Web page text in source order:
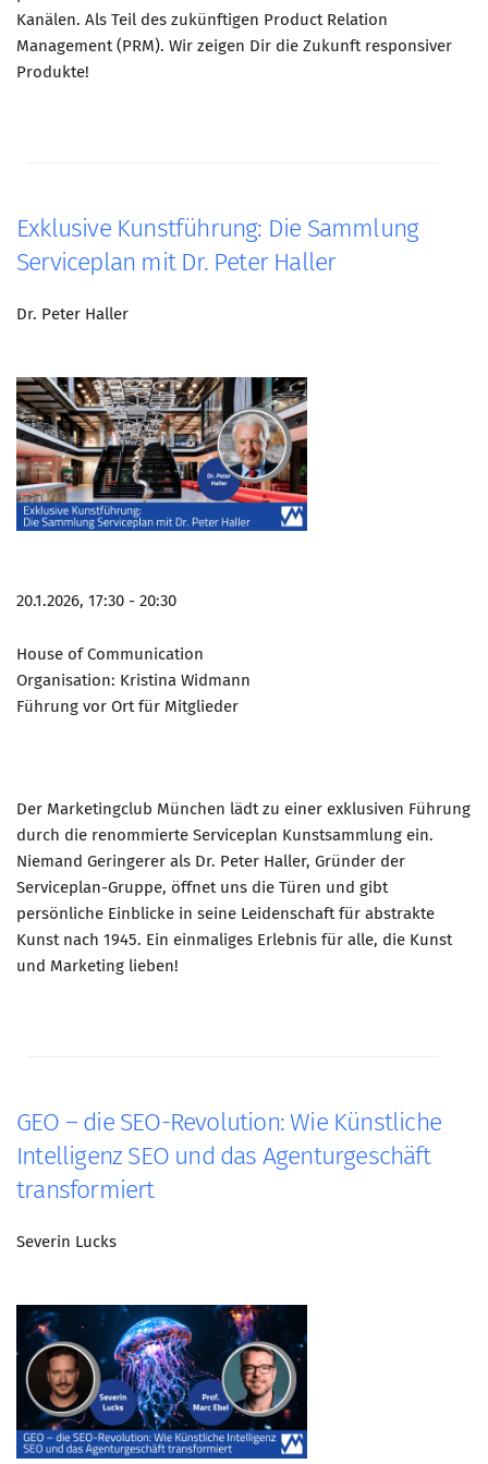
Kanälen. Als Teil des zukünftigen Product Relation
Management (PRM). Wir zeigen Dir die Zukunft responsiver
Produkte!
Exklusive Kunstführung: Die Sammlung
Serviceplan mit Dr. Peter Haller
Dr. Peter Haller
20.1.2026, 17:30 - 20:30
House of Communication
Organisation: Kristina Widmann
Führung vor Ort für Mitglieder
Der Marketingclub München lädt zu einer exklusiven Führung
durch die renommierte Serviceplan Kunstsammlung ein.
Niemand Geringerer als Dr. Peter Haller, Gründer der
Serviceplan-Gruppe, öffnet uns die Türen und gibt
persönliche Einblicke in seine Leidenschaft für abstrakte
Kunst nach 1945. Ein einmaliges Erlebnis für alle, die Kunst
und Marketing lieben!
GEO – die SEO-Revolution: Wie Künstliche
Intelligenz SEO und das Agenturgeschäft
transformiert
Severin Lucks